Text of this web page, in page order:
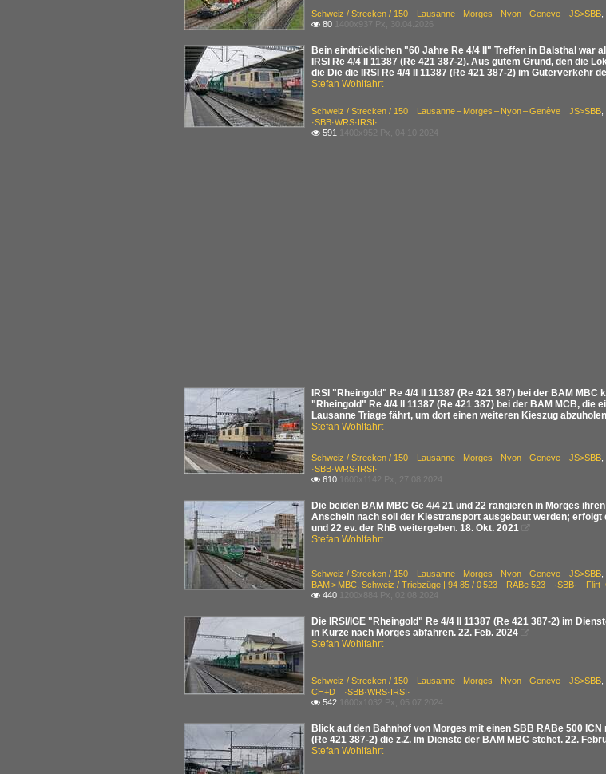
Schweiz / Strecken / 150 Lausanne – Morges – Nyon – Genève JS>SBB
 80 1400x937 Px, 30.04.2026
Bein eindrücklichen "60 Jahre Re 4/4 II" Treffen in Balsthal war
IRSI Re 4/4 II 11387 (Re 421 387-2). Aus gutem Grund, den die
die Die die IRSI Re 4/4 II 11387 (Re 421 387-2) im Güterverkehr
Stefan Wohlfahrt
Schweiz / Strecken / 150 Lausanne – Morges – Nyon – Genève JS>SBB
·SBB·WRS·IRSI·
 591 1400x952 Px, 04.10.2024
IRSI "Rheingold" Re 4/4 II 11387 (Re 421 387) bei der BAM
"Rheingold" Re 4/4 II 11387 (Re 421 387) bei der BAM MCB,
Lausanne Triage fährt, um dort einen weiteren Kieszug
Stefan Wohlfahrt
Schweiz / Strecken / 150 Lausanne – Morges – Nyon – Genève JS>SBB
·SBB·WRS·IRSI·
 610 1600x1142 Px, 27.08.2024
Die beiden BAM MBC Ge 4/4 21 und 22 rangieren in Morges
Anschein nach soll der Kiestransport ausgebaut werden; erfolgt
und 22 ev. der RhB weitergeben. 18. Okt. 2021

Stefan Wohlfahrt
Schweiz / Strecken / 150 Lausanne – Morges – Nyon – Genève JS>SBB
BAM > MBC Schweiz / Triebzüge | 94 85 / 0 523 RABe 523 ·SBB· Flirt
 440 1200x884 Px, 02.08.2024
Die IRSI/IGE "Rheingold" Re 4/4 II 11387 (Re 421 387-2) im
in Kürze nach Morges abfahren. 22. Feb. 2024

Stefan Wohlfahrt
Schweiz / Strecken / 150 Lausanne – Morges – Nyon – Genève JS>SBB
CH+D ·SBB·WRS·IRSI·
 542 1600x1032 Px, 05.07.2024
Blick auf den Bahnhof von Morges mit einen SBB RABe 500
(Re 421 387-2) die z.Z. im Dienste der BAM MBC stehet. 22.
Stefan Wohlfahrt